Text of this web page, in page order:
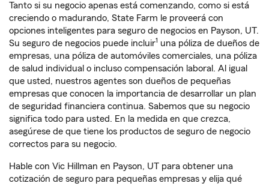
Tanto si su negocio apenas está comenzando, como si está
creciendo o madurando, State Farm le proveerá con
opciones inteligentes para seguro de negocios en Payson, UT.
Su seguro de negocios puede incluir1 una póliza de dueños de
empresas, una póliza de automóviles comerciales, una póliza
de salud individual o incluso compensación laboral. Al igual
que usted, nuestros agentes son dueños de pequeñas
empresas que conocen la importancia de desarrollar un plan
de seguridad financiera continua. Sabemos que su negocio
significa todo para usted. En la medida en que crezca,
asegúrese de que tiene los productos de seguro de negocio
correctos para su negocio.
Hable con Vic Hillman en Payson, UT para obtener una
cotización de seguro para pequeñas empresas y elija qué